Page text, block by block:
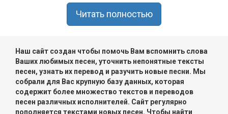
Читать полностью
Наш сайт создан чтобы помочь Вам вспомнить слова
Ваших любимых песен, уточнить непонятные тексты
песен, узнать их перевод и разучить новые песни. Мы
собрали для Вас крупную базу данных, которая
содержит более множество текстов и переводов
песен различных исполнителей. Сайт регулярно
пополняется текстами новых песен. Чтобы найти